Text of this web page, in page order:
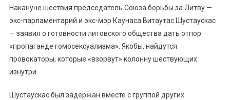
Накануне шествия председатель Союза борьбы за Литву —
экс-парламентарий и экс-мэр Каунаса Витаутас Шустаускас
— заявил о готовности литовского общества дать отпор
«пропаганде гомосексуализма». Якобы, найдутся
провокаторы, которые «взорвут» колонну шествующих
изнутри.
Шустаускас был задержан вместе с группой других